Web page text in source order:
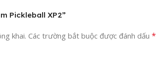
Pickleball XP2”
khai. Các trường bắt buộc được đánh dấu *